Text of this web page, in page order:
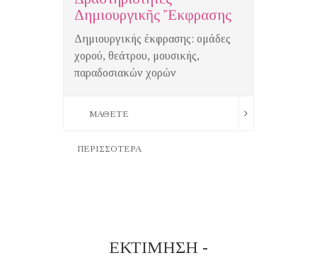
Δημιουργικῆς Ἔκφρασης
Δημιουργικής έκφρασης: ομάδες
χορού, θεάτρου, μουσικής,
παραδοσιακών χορών
ΜΑΘΕΤΕ
ΠΕΡΙΣΣΟΤΕΡΑ
ΕΚΤΙΜΗΣΗ -